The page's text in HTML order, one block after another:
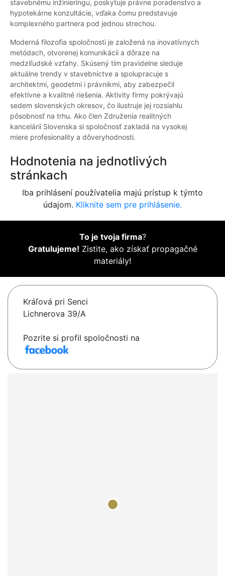
stavebnému inžinieringu, poskytuje právne poradenstvo a
hypotekárne konzultácie, vďaka čomu predstavuje
komplexného partnera pod jednou strechou.
Moderná filozofia spoločnosti je založená na inovatívnych
metódach, otvorenej komunikácii a dôraze na
medziľudské vzťahy. Skúsený tím pravidelne sleduje
aktuálne trendy v stavebníctve a spolupracuje s
architektmi, geodetmi i právnikmi, aby zabezpečil
efektívne a kvalitné riešenia. Aktivity firmy pokrývajú
sedem slovenských okresov, čo ilustruje jej rozsiahlu
pôsobnosť na trhu. Ako člen Združenia realitných
kancelárií Slovenska si spoločnosť zakladá na vysokej
miere profesionality a dôveryhodnosti.
Hodnotenia na jednotlivých
stránkach
Iba prihlásení používatelia majú prístup k týmto
údajom. Kliknite sem pre prihlásenie.
To je tvoja firma?
Gratulujeme! Zistite, ako získať propagačné
materiály!
Kráľová pri Senci
Lichnerova 39/A
Pozrite si profil spoločnosti na